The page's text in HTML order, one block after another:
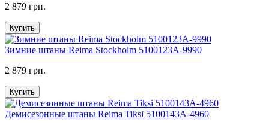
2 879 грн.
Купить
Зимние штаны Reima Stockholm 5100123A-9990
2 879 грн.
Купить
Демисезонные штаны Reima Tiksi 5100143A-4960